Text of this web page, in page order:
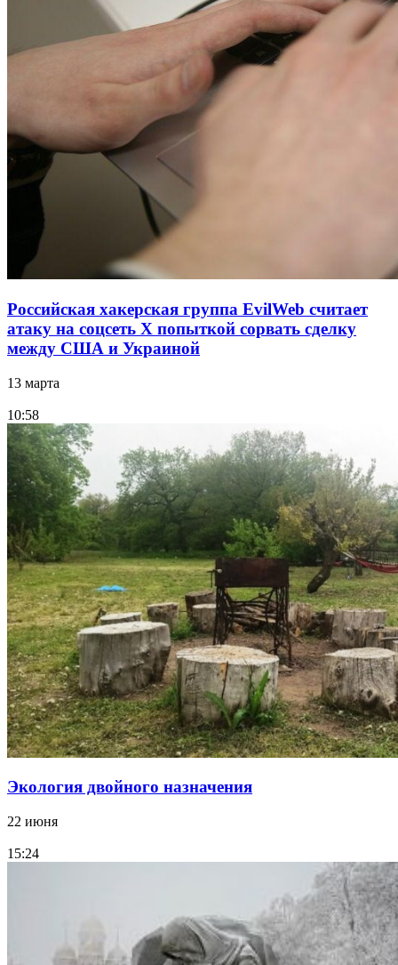
Российская хакерская группа EvilWeb считает
атаку на соцсеть Х попыткой сорвать сделку
между США и Украиной
13 марта
10:58
Экология двойного назначения
22 июня
15:24